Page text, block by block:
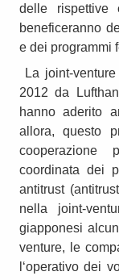
delle
beneficeranno
e dei programmi
La joint-
2012 da
hanno aderito
allora, questo
cooperazione
coordinata dei
antitrust
nella joint-
giapponesi
venture, le
l‘operativo dei